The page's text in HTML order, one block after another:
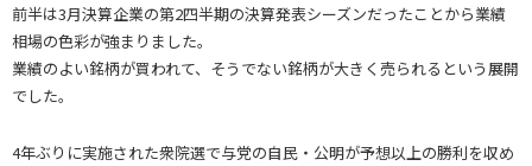
前半は3月決算企業の第2四半期の決算発表シーズンだったことから業績
相場の色彩が強まりました。
業績のよい銘柄が買われて、そうでない銘柄が大きく売られるという展開
でした。
4年ぶりに実施された衆院選で与党の自民・公明が予想以上の勝利を収め